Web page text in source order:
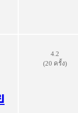
4.2
(20 ครั้ง)